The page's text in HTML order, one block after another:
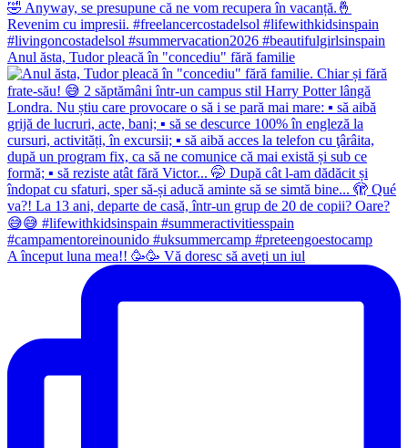
Anul ăsta, Tudor pleacă în "concediu" fără familie
A început luna mea!! 🥳🥳 Vă doresc să aveți un iul